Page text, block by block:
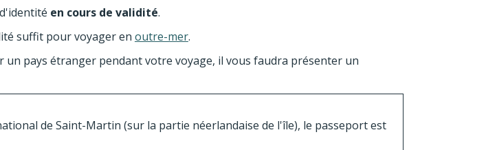
en cours de validité.
suffit pour voyager en outre-mer.
un pays étranger pendant votre voyage, il vous faudra présenter un
de Saint-Martin (sur la partie néerlandaise de l'île), le passeport est